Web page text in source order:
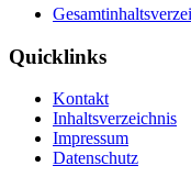
Quicklinks
Kontakt
Inhaltsverzeichnis
Impressum
Datenschutz